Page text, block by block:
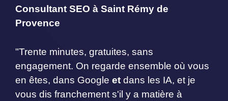
Consultant SEO à Saint Rémy de
Provence
"Trente minutes, gratuites, sans
engagement. On regarde ensemble où vous
en êtes, dans Google et dans les IA, et je
vous dis franchement s'il y a matière à